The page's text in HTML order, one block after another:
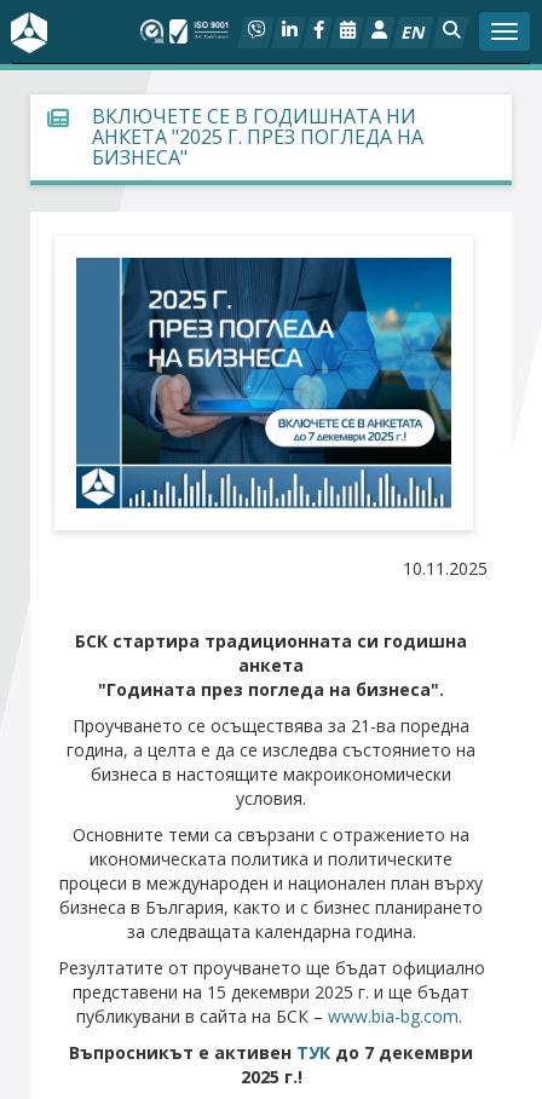
EN
За БСК
На фокус
Социален диалог
Арбитражен съд
Проекти
ВКЛЮЧЕТЕ СЕ В ГОДИШНАТА НИ
АНКЕТА "2025 Г. ПРЕЗ ПОГЛЕДА НА
БИЗНЕСА"
10.11.2025
БСК стартира традиционната си годишна
анкета
"Годината през погледа на бизнеса".
Проучването се осъществява за 21-ва поредна
година, а целта е да се изследва състоянието на
бизнеса в настоящите макроикономически
условия.
Основните теми са свързани с отражението на
икономическата политика и политическите
процеси в международен и национален план върху
бизнеса в България, както и с бизнес планирането
за следващата календарна година.
Резултатите от проучването ще бъдат официално
представени на 15 декември 2025 г. и ще бъдат
публикувани в сайта на БСК – www.bia-bg.com.
Въпросникът е активен ТУК до 7 декември
2025 г.!